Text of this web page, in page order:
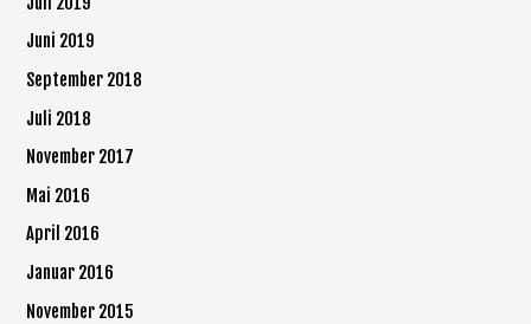
Juni 2019
September 2018
Juli 2018
November 2017
Mai 2016
April 2016
Januar 2016
November 2015